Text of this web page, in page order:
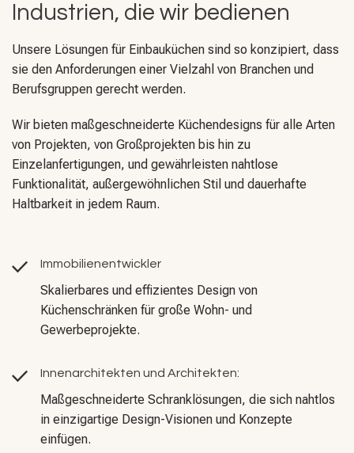
Industrien, die wir bedienen
Unsere Lösungen für Einbauküchen sind so konzipiert, dass
sie den Anforderungen einer Vielzahl von Branchen und
Berufsgruppen gerecht werden.
Wir bieten maßgeschneiderte Küchendesigns für alle Arten
von Projekten, von Großprojekten bis hin zu
Einzelanfertigungen, und gewährleisten nahtlose
Funktionalität, außergewöhnlichen Stil und dauerhafte
Haltbarkeit in jedem Raum.
Immobilienentwickler
Skalierbares und effizientes Design von
Küchenschränken für große Wohn- und
Gewerbeprojekte.
Innenarchitekten und Architekten:
Maßgeschneiderte Schranklösungen, die sich nahtlos
in einzigartige Design-Visionen und Konzepte
einfügen.